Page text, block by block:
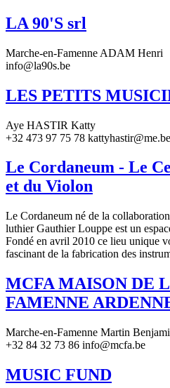
LA 90'S srl
Marche-en-Famenne ADAM Henri
info@la90s.be
LES PETITS
Aye HASTIR Katty
+32 473 97 75 78 kattyhastir@me.be
Le Cordaneum - Le
et du Violon
Le Cordaneum né de la
luthier Gauthier Louppe est un
Fondé en avril 2010 ce lieu unique
fascinant de la fabrication des
MCFA MAISON DE
FAMENNE
Marche-en-Famenne Martin
+32 84 32 73 86 info@mcfa.be
MUSIC FUND